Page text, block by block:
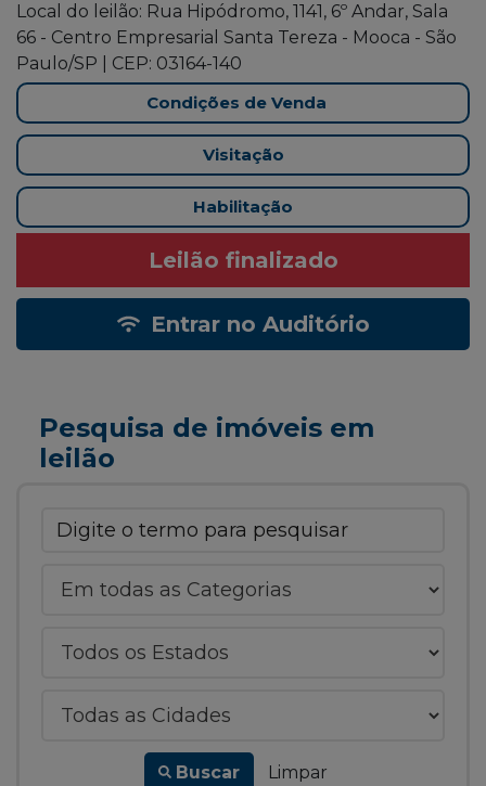
Local do leilão: Rua Hipódromo, 1141, 6º Andar, Sala
66 - Centro Empresarial Santa Tereza - Mooca - São
Paulo/SP | CEP: 03164-140
Condições de Venda
Visitação
Habilitação
Leilão finalizado
Entrar no Auditório
Pesquisa de imóveis em
leilão
Buscar Limpar